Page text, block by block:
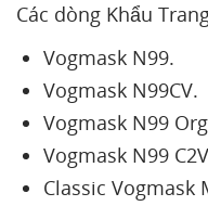
Các dòng Khẩu
Vogmask N99.
Vogmask N99CV.
Vogmask N99
Vogmask N99
Classic Vogmask